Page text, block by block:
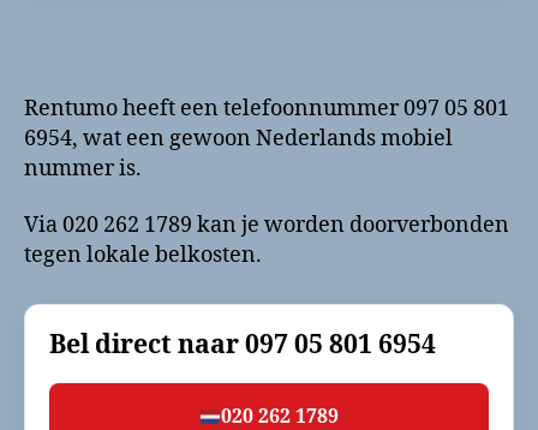
Rentumo heeft een telefoonnummer 097 05 801
6954, wat een gewoon Nederlands mobiel
nummer is.
Via 020 262 1789 kan je worden doorverbonden
tegen lokale belkosten.
Bel direct naar097 05 801 6954
020 262 1789